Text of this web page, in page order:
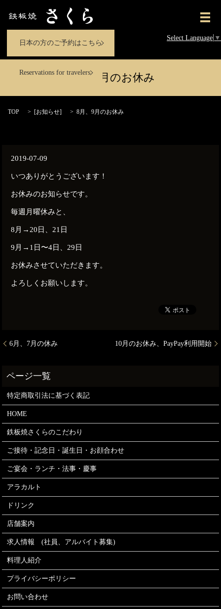
Select Language ▼
日本の方のご予約はこちら
Reservations for travelers
メ
8月、9月のお休み
TOP [お知らせ] 8月、9月のお休み
2019-07-09
いつありがとうございます！
お休みのお知らせです。
毎週月曜休みと、
8月→20日、21日
9月→1日〜4日、29日
お休みさせていただきます。
よろしくお願いします。
6月、7月の休み 10月のお休み、PayPay利用開始
特定商取引法に基づく表記
HOME
鉄板焼さくらのこだわり
ご接待・記念日・誕生日・お顔合わせ
ご宴会・ランチ・法事・慶事
アラカルト
ドリンク
店舗案内
求人情報 (社員、アルバイト募集)
料理人紹介
プライバシーポリシー
お問い合わせ